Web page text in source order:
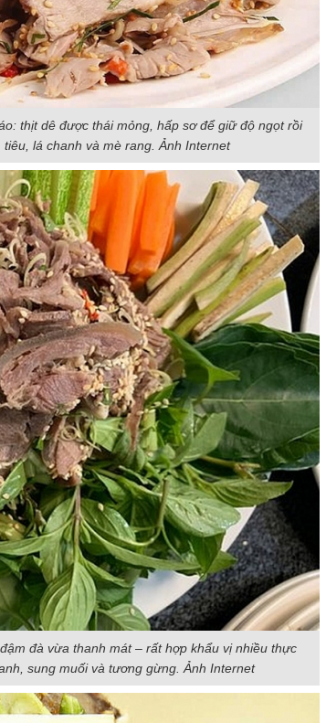
thịt dê được thái mỏng, hấp sơ để giữ độ ngọt rồi
lá chanh và mè rang. Ảnh Internet
đà vừa thanh mát – rất hợp khẩu vị nhiều thực
sung muối và tương gừng. Ảnh Internet